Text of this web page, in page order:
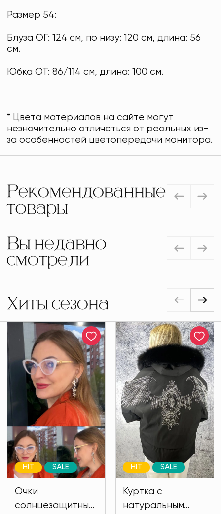
Размер 54:
Блуза ОГ: 124 см, по низу: 120 см, длина: 56
см.
Юбка ОТ: 86/114 см, длина: 100 см.
* Цвета материалов на сайте могут
незначительно отличаться от реальных из-
за особенностей цветопередачи монитора.
Рекомендованные
товары
Вы недавно
смотрели
Хиты сезона
Очки
солнцезащитные
HIT SALE
Куртка с
натуральным
HIT SALE